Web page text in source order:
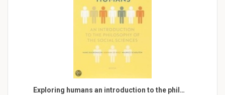
Exploring humans an introduction to the phil…